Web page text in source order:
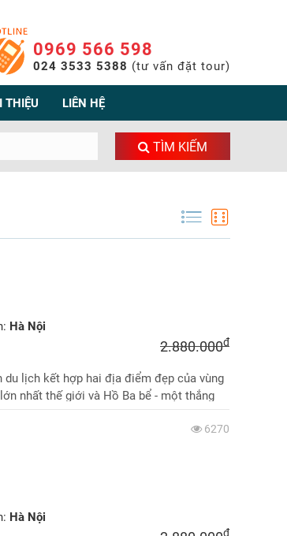
0969 566 598
024 3533 5388 (tư vấn đặt tour)
THIỆU LIÊN HỆ
TÌM KIẾM
Hà Nội
2.880.000đ
du lịch kết hợp hai địa điểm đẹp của vùng
nhất thế giới và Hồ Ba bể - một thắng
6270
Hà Nội
đ